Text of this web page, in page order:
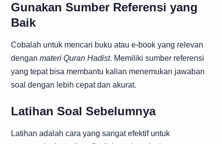
Gunakan Sumber Referensi yang
Baik
Cobalah untuk mencari buku atau e-book yang relevan
dengan materi Quran Hadist. Memiliki sumber referensi
yang tepat bisa membantu kalian menemukan jawaban
soal dengan lebih cepat dan akurat.
Latihan Soal Sebelumnya
Latihan adalah cara yang sangat efektif untuk